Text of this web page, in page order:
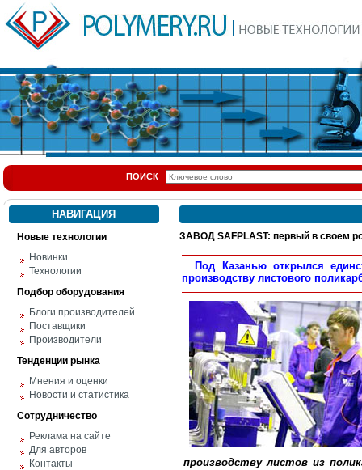
ПОИСК
НАВИГАЦИЯ
Новые технологии
Новинки
Технологии
Подбор оборудования
Блоги производителей
Поставщики
Производители
Тенденции рынка
Мнения и оценки
Новости и статистика
Сотрудничество
Реклама на сайте
Для авторов
Контакты
ЗАВОД SAFPLAST: первый в своем
Под Казанью открылся
производству листового
производству листов из